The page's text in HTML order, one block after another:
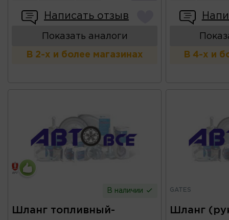
Написать отзыв
Показать аналоги
В 2-х и более магазинах В 4-х и
В наличии
Шланг топливный-
GATES
Шланг